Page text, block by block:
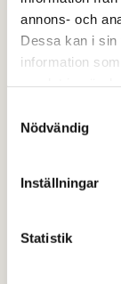
annons- och
Dessa kan i sin
information
Nödvändig
Inställningar
Statistik
för
Ladda
för